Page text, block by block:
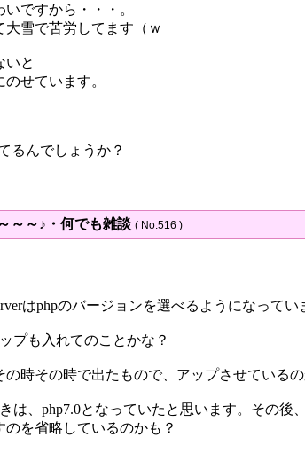
ですから・・・。
雪で苦労してます（ｗ
いと
せています。
るんでしょうか？
～～♪・何でも雑談 ( No.516 )
はphpのバージョンを選べるようになってい
プも入れてのことかな？
時その時で出たもので、アップさせているの
は、php7.0となっていたと思います。その
を省略しているのかも？